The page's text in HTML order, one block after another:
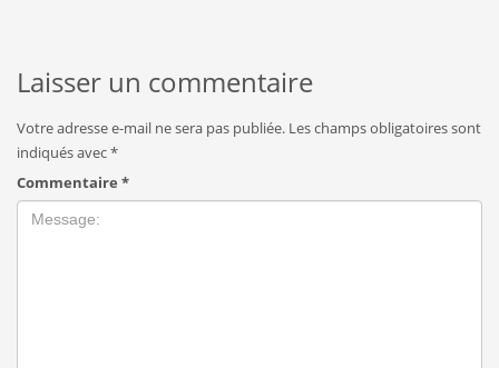
Laisser un commentaire
Votre adresse e-mail ne sera pas publiée. Les champs obligatoires sont
indiqués avec*
Commentaire *